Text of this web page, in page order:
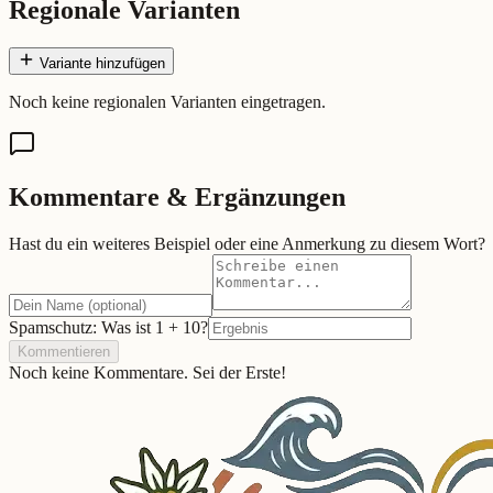
Regionale Varianten
Variante hinzufügen
Noch keine regionalen Varianten eingetragen.
Kommentare & Ergänzungen
Hast du ein weiteres Beispiel oder eine Anmerkung zu diesem Wort?
Spamschutz: Was ist 1 + 10?
Kommentieren
Noch keine Kommentare. Sei der Erste!